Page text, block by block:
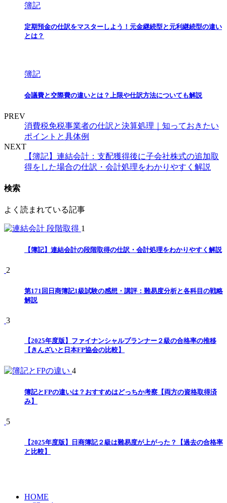
簿記
定期預金の仕訳をマスターしよう！元金継続型と元利継続型の違い
とは？
簿記
会議費と交際費の違いとは？上限や仕訳方法についても解説
PREV
消費税免税事業者の仕訳と決算処理｜知っておきたい
ポイントと具体例
NEXT
【簿記】連結会計：支配獲得後に子会社株式の追加取
得をした場合の仕訳・会計処理をわかりやすく解説
検索
よく読まれている記事
1
【簿記】連結会計の段階取得の仕訳・会計処理をわかりやすく解説
2
第171回日商簿記1級試験の感想・講評：難易度分析と各科目の戦略
解説
3
【2025年度版】ファイナンシャルプランナー２級の合格率の推移
【きんざいと日本FP協会の比較】
4
簿記とFPの違いは？おすすめはどっちか考察【両方の資格取得済
み】
5
【2025年度版】日商簿記２級は難易度が上がった？【過去の合格率
と比較】
HOME